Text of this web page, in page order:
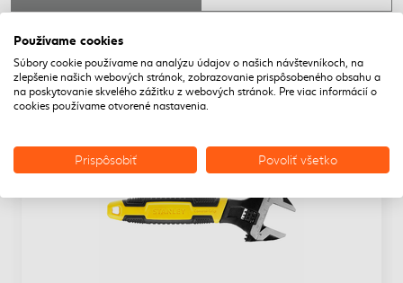
NAPOSLEDY NAVŠTÍVENÉ
Používame cookies
Súbory cookie používame na analýzu údajov o našich návštevníkoch, na
zlepšenie našich webových stránok, zobrazovanie prispôsobeného obsahu a
na poskytovanie skvelého zážitku z webových stránok. Pre viac informácií o
cookies používame otvorené nastavenia.
Prispôsobiť Povoliť všetko